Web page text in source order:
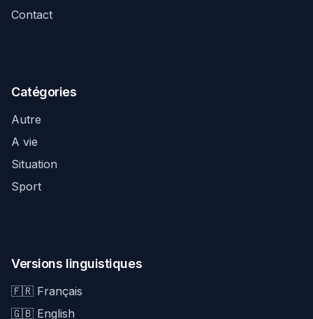
Contact
Catégories
Autre
A vie
Situation
Sport
Versions linguistiques
🇫🇷 Français
🇬🇧 English